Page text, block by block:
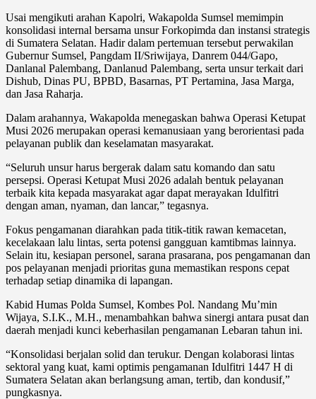
Usai mengikuti arahan Kapolri, Wakapolda Sumsel memimpin
konsolidasi internal bersama unsur Forkopimda dan instansi strategis
di Sumatera Selatan. Hadir dalam pertemuan tersebut perwakilan
Gubernur Sumsel, Pangdam II/Sriwijaya, Danrem 044/Gapo,
Danlanal Palembang, Danlanud Palembang, serta unsur terkait dari
Dishub, Dinas PU, BPBD, Basarnas, PT Pertamina, Jasa Marga,
dan Jasa Raharja.
Dalam arahannya, Wakapolda menegaskan bahwa Operasi Ketupat
Musi 2026 merupakan operasi kemanusiaan yang berorientasi pada
pelayanan publik dan keselamatan masyarakat.
“Seluruh unsur harus bergerak dalam satu komando dan satu
persepsi. Operasi Ketupat Musi 2026 adalah bentuk pelayanan
terbaik kita kepada masyarakat agar dapat merayakan Idulfitri
dengan aman, nyaman, dan lancar,” tegasnya.
Fokus pengamanan diarahkan pada titik-titik rawan kemacetan,
kecelakaan lalu lintas, serta potensi gangguan kamtibmas lainnya.
Selain itu, kesiapan personel, sarana prasarana, pos pengamanan dan
pos pelayanan menjadi prioritas guna memastikan respons cepat
terhadap setiap dinamika di lapangan.
Kabid Humas Polda Sumsel, Kombes Pol. Nandang Mu’min
Wijaya, S.I.K., M.H., menambahkan bahwa sinergi antara pusat dan
daerah menjadi kunci keberhasilan pengamanan Lebaran tahun ini.
“Konsolidasi berjalan solid dan terukur. Dengan kolaborasi lintas
sektoral yang kuat, kami optimis pengamanan Idulfitri 1447 H di
Sumatera Selatan akan berlangsung aman, tertib, dan kondusif,”
pungkasnya.